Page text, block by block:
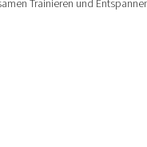
Trainieren und